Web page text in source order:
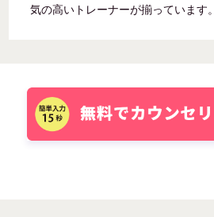
気の高いトレーナーが揃っています。